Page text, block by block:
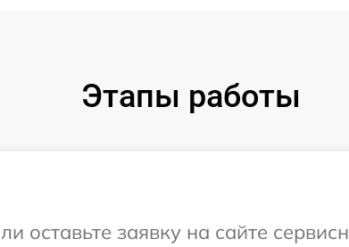
Этапы работы
оставьте заявку на сайте